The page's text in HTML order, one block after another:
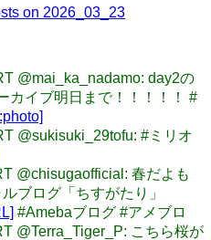
on 2026_03_23
@mai_ka_nadamo: day2の
カイブ明日まで！！！！！ #
@sukisuki_29tofu: #ミリオ
@chisugaofficial: 春だよも
ブログ「ちすがたり」
#Amebaブログ #アメブロ
@Terra_Tiger_P: こちら桜が